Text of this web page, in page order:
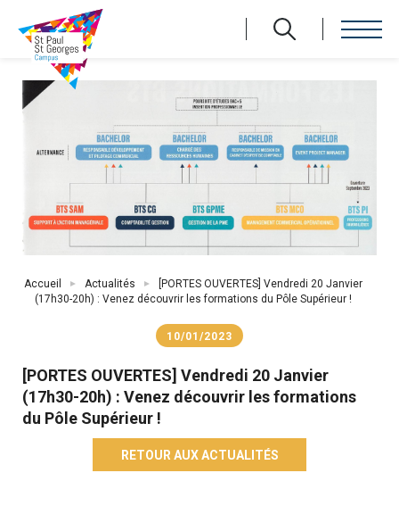
contenu
principal
Fil
d'Ariane
Accueil Actualités
[PORTES OUVERTES] Vendredi 20 Janvier
(17h30-20h) : Venez découvrir les formations du Pôle Supérieur !
10/01/2023
[PORTES OUVERTES] Vendredi 20 Janvier
(17h30-20h) : Venez découvrir les formations
du Pôle Supérieur !
RETOUR AUX ACTUALITÉS